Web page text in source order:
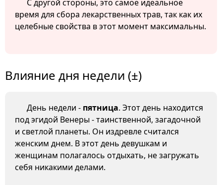
С другой стороны, это самое идеальное
время для сбора лекарственных трав, так как их
целебные свойства в этот момент максимальны.
Влияние дня недели (±)
День недели - пятница. Этот день находится
под эгидой Венеры - таинственной, загадочной
и светлой планеты. Он издревле считался
женским днем. В этот день девушкам и
женщинам полагалось отдыхать, не загружать
себя никакими делами.